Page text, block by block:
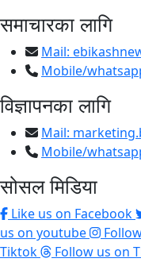
समाचारका लागि
Mail:
Mobile/
विज्ञापनका लागि
Mail:
Mobile/
सोसल मिडिया
Like us on Facebook
us on youtube
Tiktok
Follow us on